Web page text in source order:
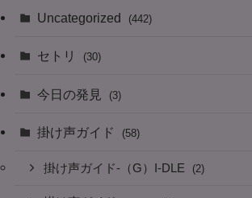
Uncategorized (442)
セトリ (30)
今日の発見 (3)
掛け声ガイド (58)
掛け声ガイド-（G）I-DLE (2)